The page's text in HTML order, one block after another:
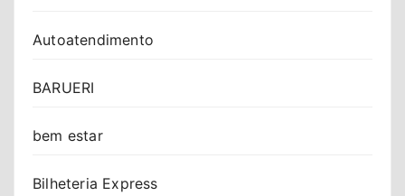
Autoatendimento
BARUERI
bem estar
Bilheteria Express